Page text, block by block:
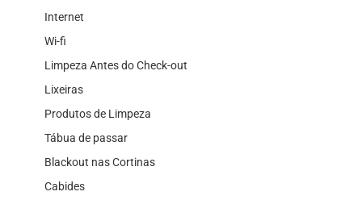
Internet
Wi-fi
Limpeza Antes do Check-out
Lixeiras
Produtos de Limpeza
Tábua de passar
Blackout nas Cortinas
Cabides